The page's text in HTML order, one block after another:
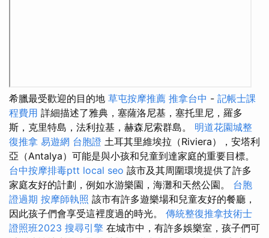
希臘最受歡迎的目的地 草屯按摩推薦 推拿台中 - 記帳士課
程費用 詳細描述了雅典，塞薩洛尼基，塞托里尼，羅多
斯，克里特島，法利拉基，赫森尼索群島。 明道花園城整
復推拿 易遊網 台胞證 土耳其里維埃拉（Riviera），安塔利
亞（Antalya）可能是與小孩和兒童到達家庭的重要目標。
台中按摩排毒ptt local seo 該市及其周圍環境提供了許多
家庭友好的計劃，例如水游樂園，海灘和天然公園。 台胞
證過期 按摩師執照 該市有許多遊樂場和兒童友好的餐廳，
因此孩子們會享受這裡度過的時光。 傳統整復推拿技術士
證照班2023 搜尋引擎 在城市中，有許多娛樂室，孩子們可